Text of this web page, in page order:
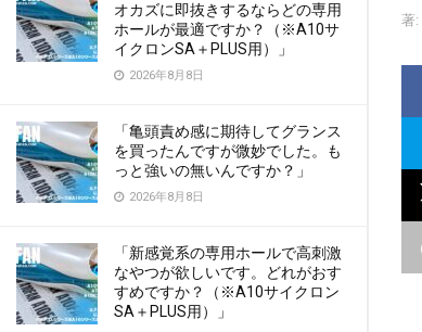
オカズに即抜きするならどの専用
ホールが最適ですか？（※A10サ
イクロンSA＋PLUS用）」
2026年8月8日
「亀頭責め感に期待してグランス
を買ったんですが微妙でした。も
っと強いの無いんですか？」
2026年8月8日
「新感覚系の専用ホールで高刺激
なやつが欲しいです。どれがおす
すめですか？（※A10サイクロン
SA＋PLUS用）」
著: